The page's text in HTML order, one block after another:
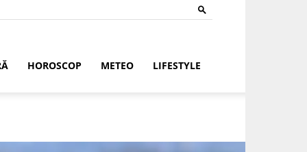
HOROSCOP METEO LIFESTYLE